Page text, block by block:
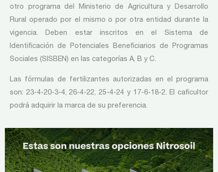
otro programa del Ministerio de Agricultura y Desarrollo
Rural operado por el mismo o por otra entidad durante la
vigencia. Deben estar inscritos en el Sistema de
Identificación de Potenciales Beneficiarios de Programas
Sociales (SISBEN) en las categorías A, B y C.
Las fórmulas de fertilizantes autorizadas en el programa
son: 23-4-20-3-4, 26-4-22, 25-4-24 y 17-6-18-2. El caficultor
podrá adquirir la marca de su preferencia.